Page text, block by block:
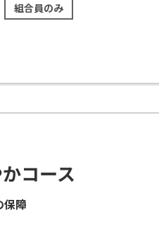
組合員のみ
コース
保障